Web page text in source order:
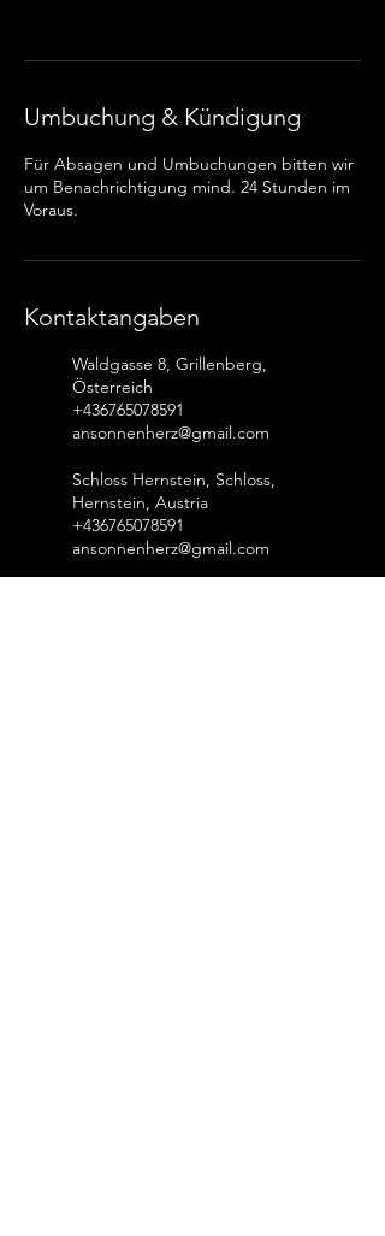
Umbuchung & Kündigung
Für Absagen und Umbuchungen bitten wir
um Benachrichtigung mind. 24 Stunden im
Voraus.
Kontaktangaben
Waldgasse 8, Grillenberg,
Österreich
+436765078591
ansonnenherz@gmail.com
Schloss Hernstein, Schloss,
Hernstein, Austria
+436765078591
ansonnenherz@gmail.com